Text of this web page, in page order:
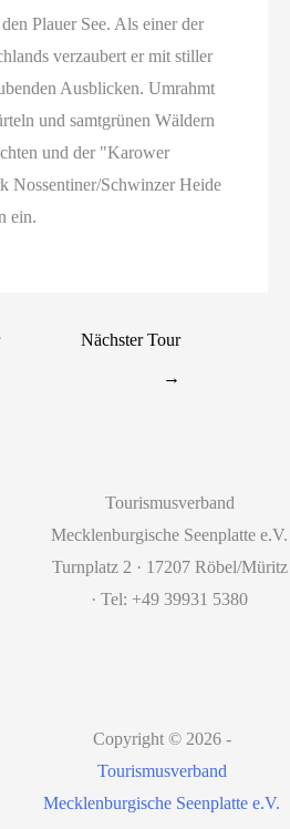
Plauer See. Als einer der
verzaubert er mit stiller
Ausblicken. Umrahmt
und samtgrünen Wäldern
und der "Karower
Nossentiner/Schwinzer Heide
ein.
Nächster Tour
→
Tourismusverband
Mecklenburgische Seenplatte e.V.
Turnplatz 2 · 17207 Röbel/Müritz
· Tel: +49 39931 5380
Copyright © 2026 -
Tourismusverband
Mecklenburgische Seenplatte e.V.